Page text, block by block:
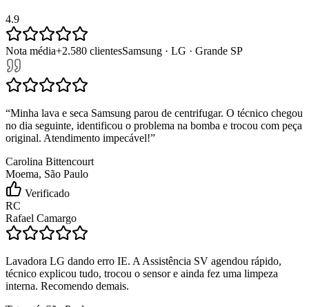
4.9
Nota média+2.580 clientesSamsung · LG · Grande SP
“Minha lava e seca Samsung parou de centrifugar. O técnico chegou
no dia seguinte, identificou o problema na bomba e trocou com peça
original. Atendimento impecável!”
Carolina Bittencourt
Moema, São Paulo
Verificado
RC
Rafael Camargo
Lavadora LG dando erro IE. A Assistência SV agendou rápido,
técnico explicou tudo, trocou o sensor e ainda fez uma limpeza
interna. Recomendo demais.